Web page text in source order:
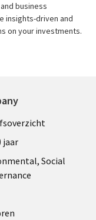
business
insights-driven and
on your investments.
jaar
Social